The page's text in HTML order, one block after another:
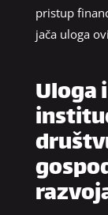
pristup
jača uloga
Uloga